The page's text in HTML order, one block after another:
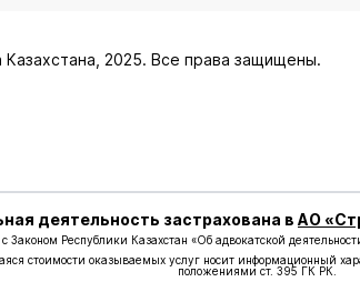
2025. Все права защищены.
деятельность застрахована в АО
с Законом Республики Казахстан «Об адвокатской
стоимости оказываемых услуг носит информационный
положениями ст. 395 ГК РК.